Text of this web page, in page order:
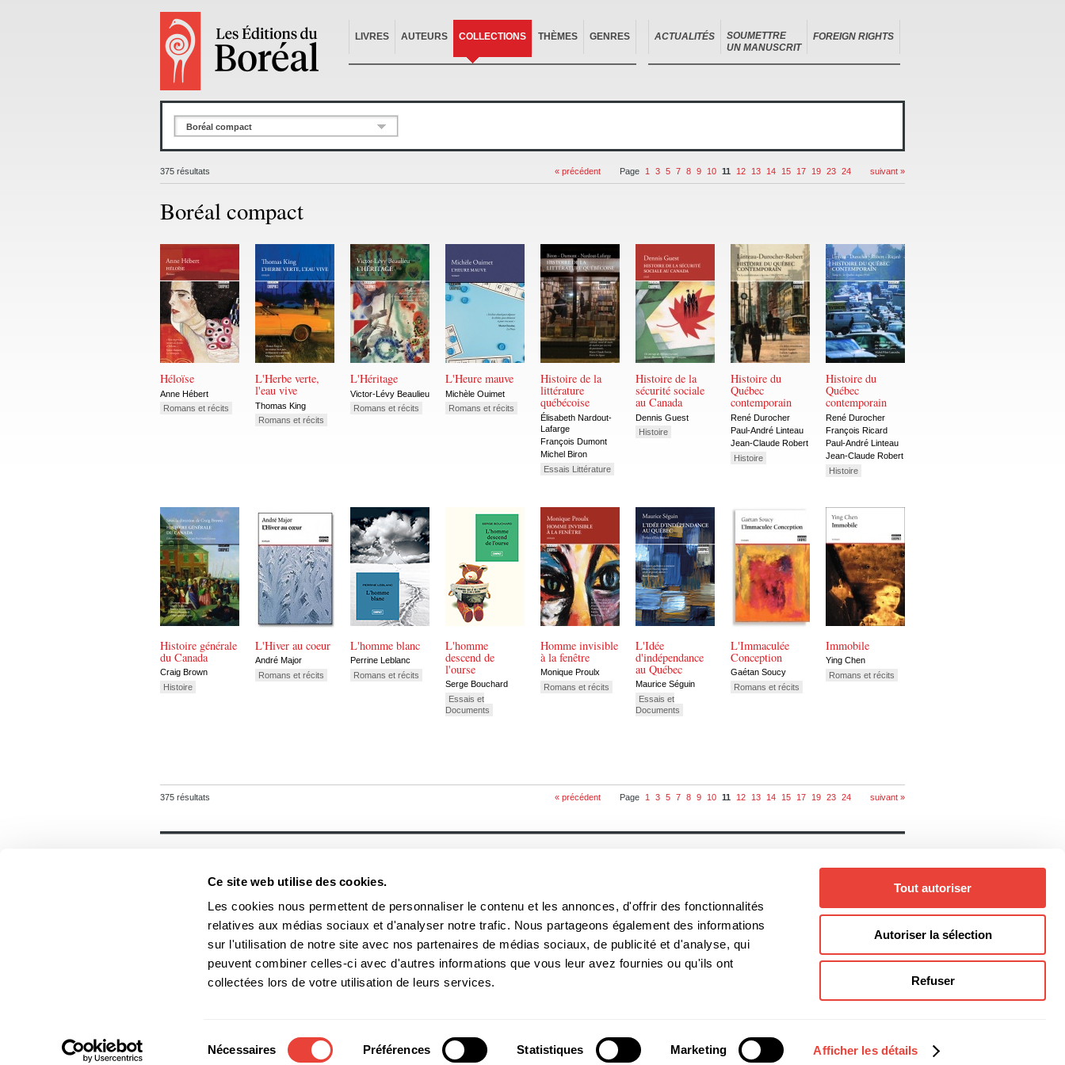
Ce site web utilise des cookies.
Les cookies nous permettent de personnaliser le contenu et les annonces, d'offrir des fonctionnalités
relatives aux médias sociaux et d'analyser notre trafic. Nous partageons également des informations
sur l'utilisation de notre site avec nos partenaires de médias sociaux, de publicité et d'analyse, qui
peuvent combiner celles-ci avec d'autres informations que vous leur avez fournies ou qu'ils ont
collectées lors de votre utilisation de leurs services.
Nécessaires Préférences Statistiques Marketing Afficher les détails
Tout autoriser
Autoriser la sélection
Refuser
LIVRES AUTEURS COLLECTIONS THÈMES GENRES ACTUALITÉS
SOUMETTRE
UN MANUSCRIT
FOREIGN RIGHTS
Boréal compact
375 résultats « précédent Page 1 3 5 7 8 9 10 11 12 13 14 15 17 19 23 24 suivant »
Boréal compact
Héloïse
Anne Hébert
Romans et récits
L'Herbe verte,
l'eau vive
Thomas King
Romans et récits
L'Héritage
Victor-Lévy Beaulieu
Romans et récits
L'Heure mauve
Michèle Ouimet
Romans et récits
Histoire de la
littérature
québécoise
Élisabeth Nardout-
Lafarge
François Dumont
Michel Biron
Essais Littérature
Histoire de la
sécurité sociale
au Canada
Dennis Guest
Histoire
Histoire du
Québec
contemporain
René Durocher
Paul-André Linteau
Jean-Claude Robert
Histoire
Histoire du
Québec
contemporain
René Durocher
François Ricard
Paul-André Linteau
Jean-Claude Robert
Histoire
Histoire générale
du Canada
Craig Brown
Histoire
L'Hiver au coeur
André Major
Romans et récits
L'homme blanc
Perrine Leblanc
Romans et récits
L'homme
descend de
l'ourse
Serge Bouchard
Essais et
Documents
Homme invisible
à la fenêtre
Monique Proulx
Romans et récits
L'Idée
d'indépendance
au Québec
Maurice Séguin
Essais et
Documents
L'Immaculée
Conception
Gaétan Soucy
Romans et récits
Immobile
Ying Chen
Romans et récits
375 résultats « précédent Page 1 3 5 7 8 9 10 11 12 13 14 15 17 19 23 24 suivant »
Équipe
Nos lauréats
Nos partenaires
Documents
Thèmes
Genres
Les Éditions du Boréal
3970, rue Saint-Ambroise, Montréal (Québec), Canada H4C 2C7